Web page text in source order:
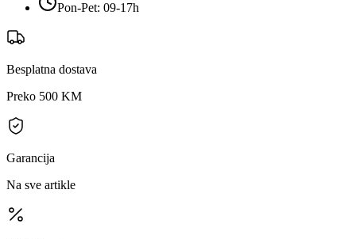
Pon-Pet: 09-17h
Besplatna dostava
Preko 500 KM
Garancija
Na sve artikle